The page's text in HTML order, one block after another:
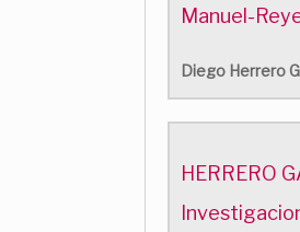
Manuel-
Diego Herrero
HERRERO